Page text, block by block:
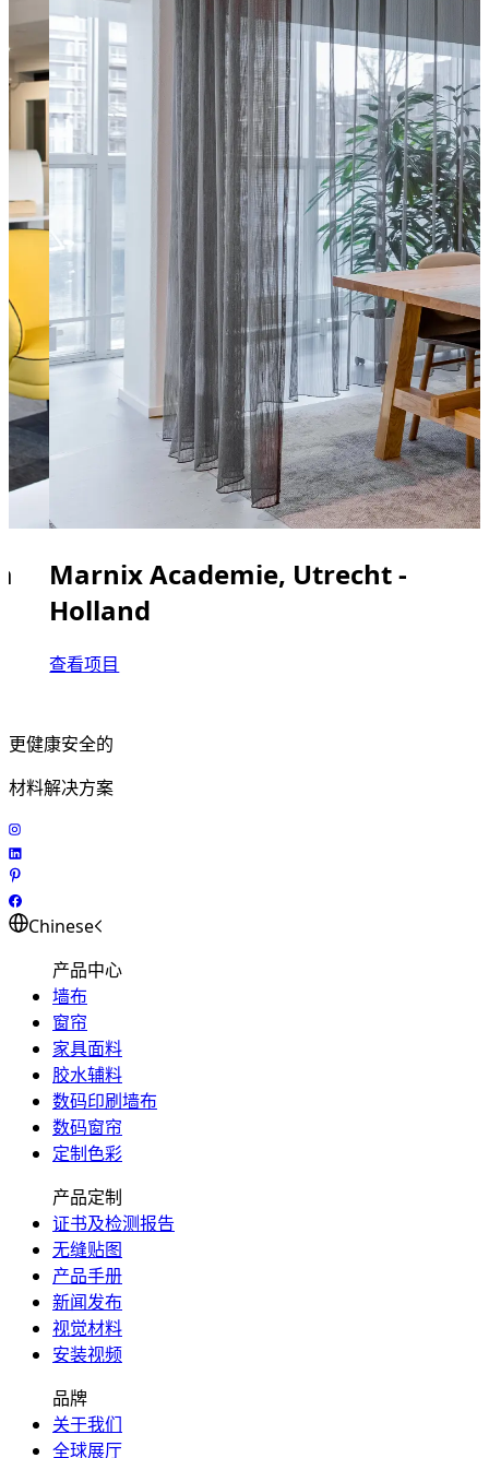
Marnix Academie, Utrecht -
Holland
查看项目
更健康安全的
材料解决方案
Chinese
产品中心
墙布
窗帘
家具面料
胶水辅料
数码印刷墙布
数码窗帘
定制色彩
产品定制
证书及检测报告
无缝贴图
产品手册
新闻发布
视觉材料
安装视频
品牌
关于我们
全球展厅